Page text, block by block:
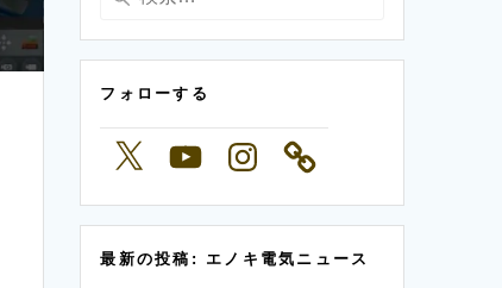
フォローする
X YouTubeInstagram
最新の投稿: エノキ電気ニュース